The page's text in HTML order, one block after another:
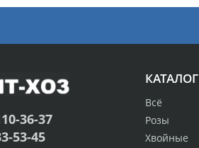
Всё
Розы
Хвойные
36-37
53-45